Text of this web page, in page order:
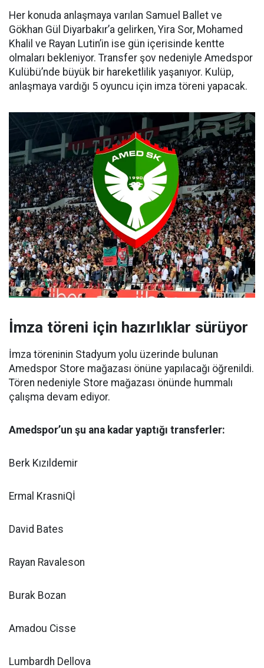
Her konuda anlaşmaya varılan Samuel Ballet ve
Gökhan Gül Diyarbakır’a gelirken, Yira Sor, Mohamed
Khalil ve Rayan Lutin’in ise gün içerisinde kentte
olmaları bekleniyor. Transfer şov nedeniyle Amedspor
Kulübü’nde büyük bir hareketlilik yaşanıyor. Kulüp,
anlaşmaya vardığı 5 oyuncu için imza töreni yapacak.
İmza töreni için hazırlıklar sürüyor
İmza töreninin Stadyum yolu üzerinde bulunan
Amedspor Store mağazası önüne yapılacağı öğrenildi.
Tören nedeniyle Store mağazası önünde hummalı
çalışma devam ediyor.
Amedspor’un şu ana kadar yaptığı transferler:
Berk Kızıldemir
Ermal KrasniQİ
David Bates
Rayan Ravaleson
Burak Bozan
Amadou Cisse
Lumbardh Dellova